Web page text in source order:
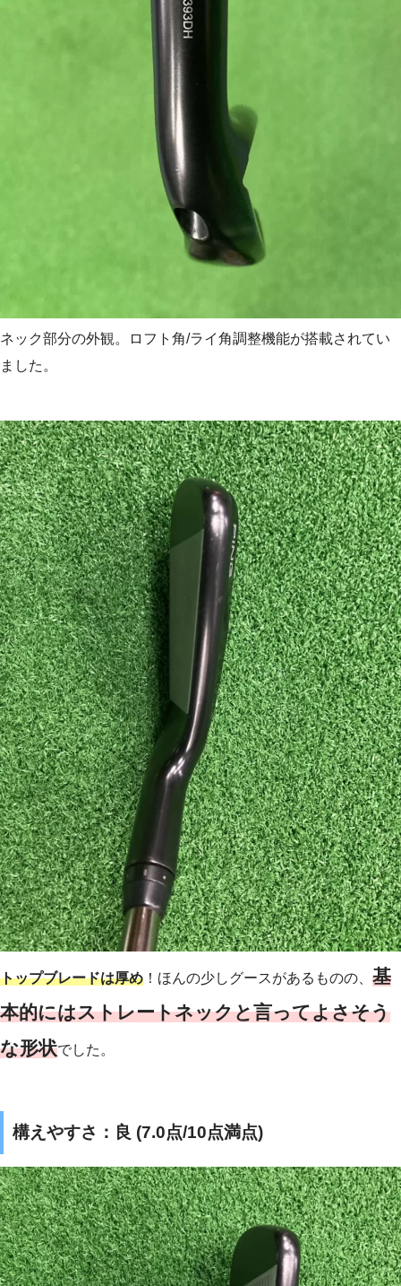
ネック部分の外観。ロフト角/ライ角調整機能が搭載されてい
ました。
トップブレードは厚め ！ほんの少しグースがあるものの、 基
本的にはストレートネックと言ってよさそう
な形状でした。
構えやすさ：良 (7.0点/10点満点)